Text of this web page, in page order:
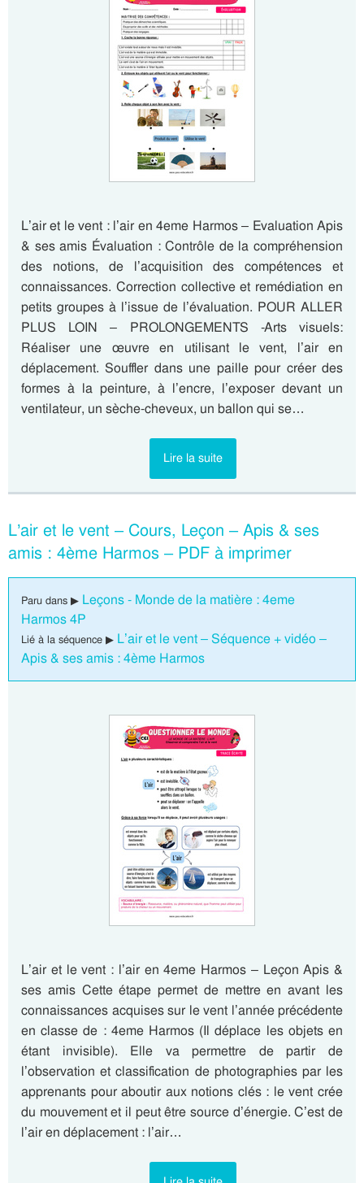
L’air et le vent : l’air en 4eme Harmos – Evaluation Apis
& ses amis Évaluation : Contrôle de la compréhension
des notions, de l’acquisition des compétences et
connaissances. Correction collective et remédiation en
petits groupes à l’issue de l’évaluation. POUR ALLER
PLUS LOIN – PROLONGEMENTS -Arts visuels:
Réaliser une œuvre en utilisant le vent, l’air en
déplacement. Souffler dans une paille pour créer des
formes à la peinture, à l’encre, l’exposer devant un
ventilateur, un sèche-cheveux, un ballon qui se…
Lire la suite
L’air et le vent – Cours, Leçon – Apis & ses
amis : 4ème Harmos – PDF à imprimer
Paru dans ▶ Leçons - Monde de la matière : 4eme
Harmos 4P
Lié à la séquence ▶ L’air et le vent – Séquence + vidéo –
Apis & ses amis : 4ème Harmos
L’air et le vent : l’air en 4eme Harmos – Leçon Apis &
ses amis Cette étape permet de mettre en avant les
connaissances acquises sur le vent l’année précédente
en classe de : 4eme Harmos (Il déplace les objets en
étant invisible). Elle va permettre de partir de
l’observation et classification de photographies par les
apprenants pour aboutir aux notions clés : le vent crée
du mouvement et il peut être source d’énergie. C’est de
l’air en déplacement : l’air…